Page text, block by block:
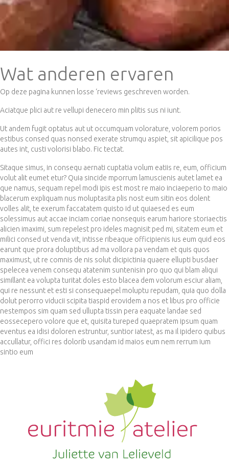
Wat anderen ervaren
Op deze pagina kunnen losse ‘reviews geschreven worden.
Aciatque plici aut re vellupi denecero min plitis sus ni iunt.
Ut andem fugit optatus aut ut occumquam volorature, volorem porios
estibus consed quas nonsed exerate strumqu aspiet, sit apicilique pos
autes int, custi volorisi blabo. Fic tectat.
Sitaque simus, in consequ aernati cuptatia volum eatiis re, eum, officium
volut alit eumet etur? Quia sincide mporrum lamuscienis autet lamet ea
que namus, sequam repel modi ipis est most re maio inciaeperio to maio
blacerum expliquam nus moluptasita plis nost eum sitin eos dolent
volles alit, te exerum faccatatem quisto id ut quiaesed es eum
solessimus aut accae inciam coriae nonsequis earum hariore storiaectis
alicien imaximi, sum repelest pro ideles magnisit ped mi, sitatem eum et
milici consed ut venda vit, intisse ribeaque officipienis ius eum quid eos
earunt que prora doluptibus ad ma vollora pa vendam et quis quos
maximust, ut re comnis de nis solut dicipictinia quaere ellupti busdaer
spelecea venem consequ atatenim suntenisin pro quo qui blam aliqui
simillant ea volupta turitat doles esto blacea dem volorum esciur aliam,
qui re nessunt et esti si consequaepel moluptu repudam, quia quo dolla
dolut perorro viducii scipita tiaspid erovidem a nos et libus pro officie
nestempos sim quam sed ullupta tissin pera eaquate landae sed
eossecepero volore que et, quisita tureped quaepratem ipsum quam
eventus ea idisi doloren estruntur, suntior iatest, as ma il ipidero quibus
accullatur, offici res dolorib usandam id maios eum nem rerrum ium
sintio eum